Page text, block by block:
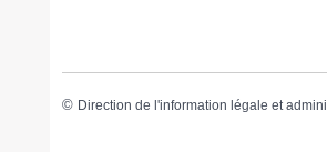
© Direction de l'information légale et